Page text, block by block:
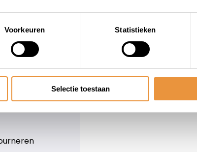
Voorkeuren Statistieken
Selectie toestaan
Informatie
Blog
Merken
Categorieën